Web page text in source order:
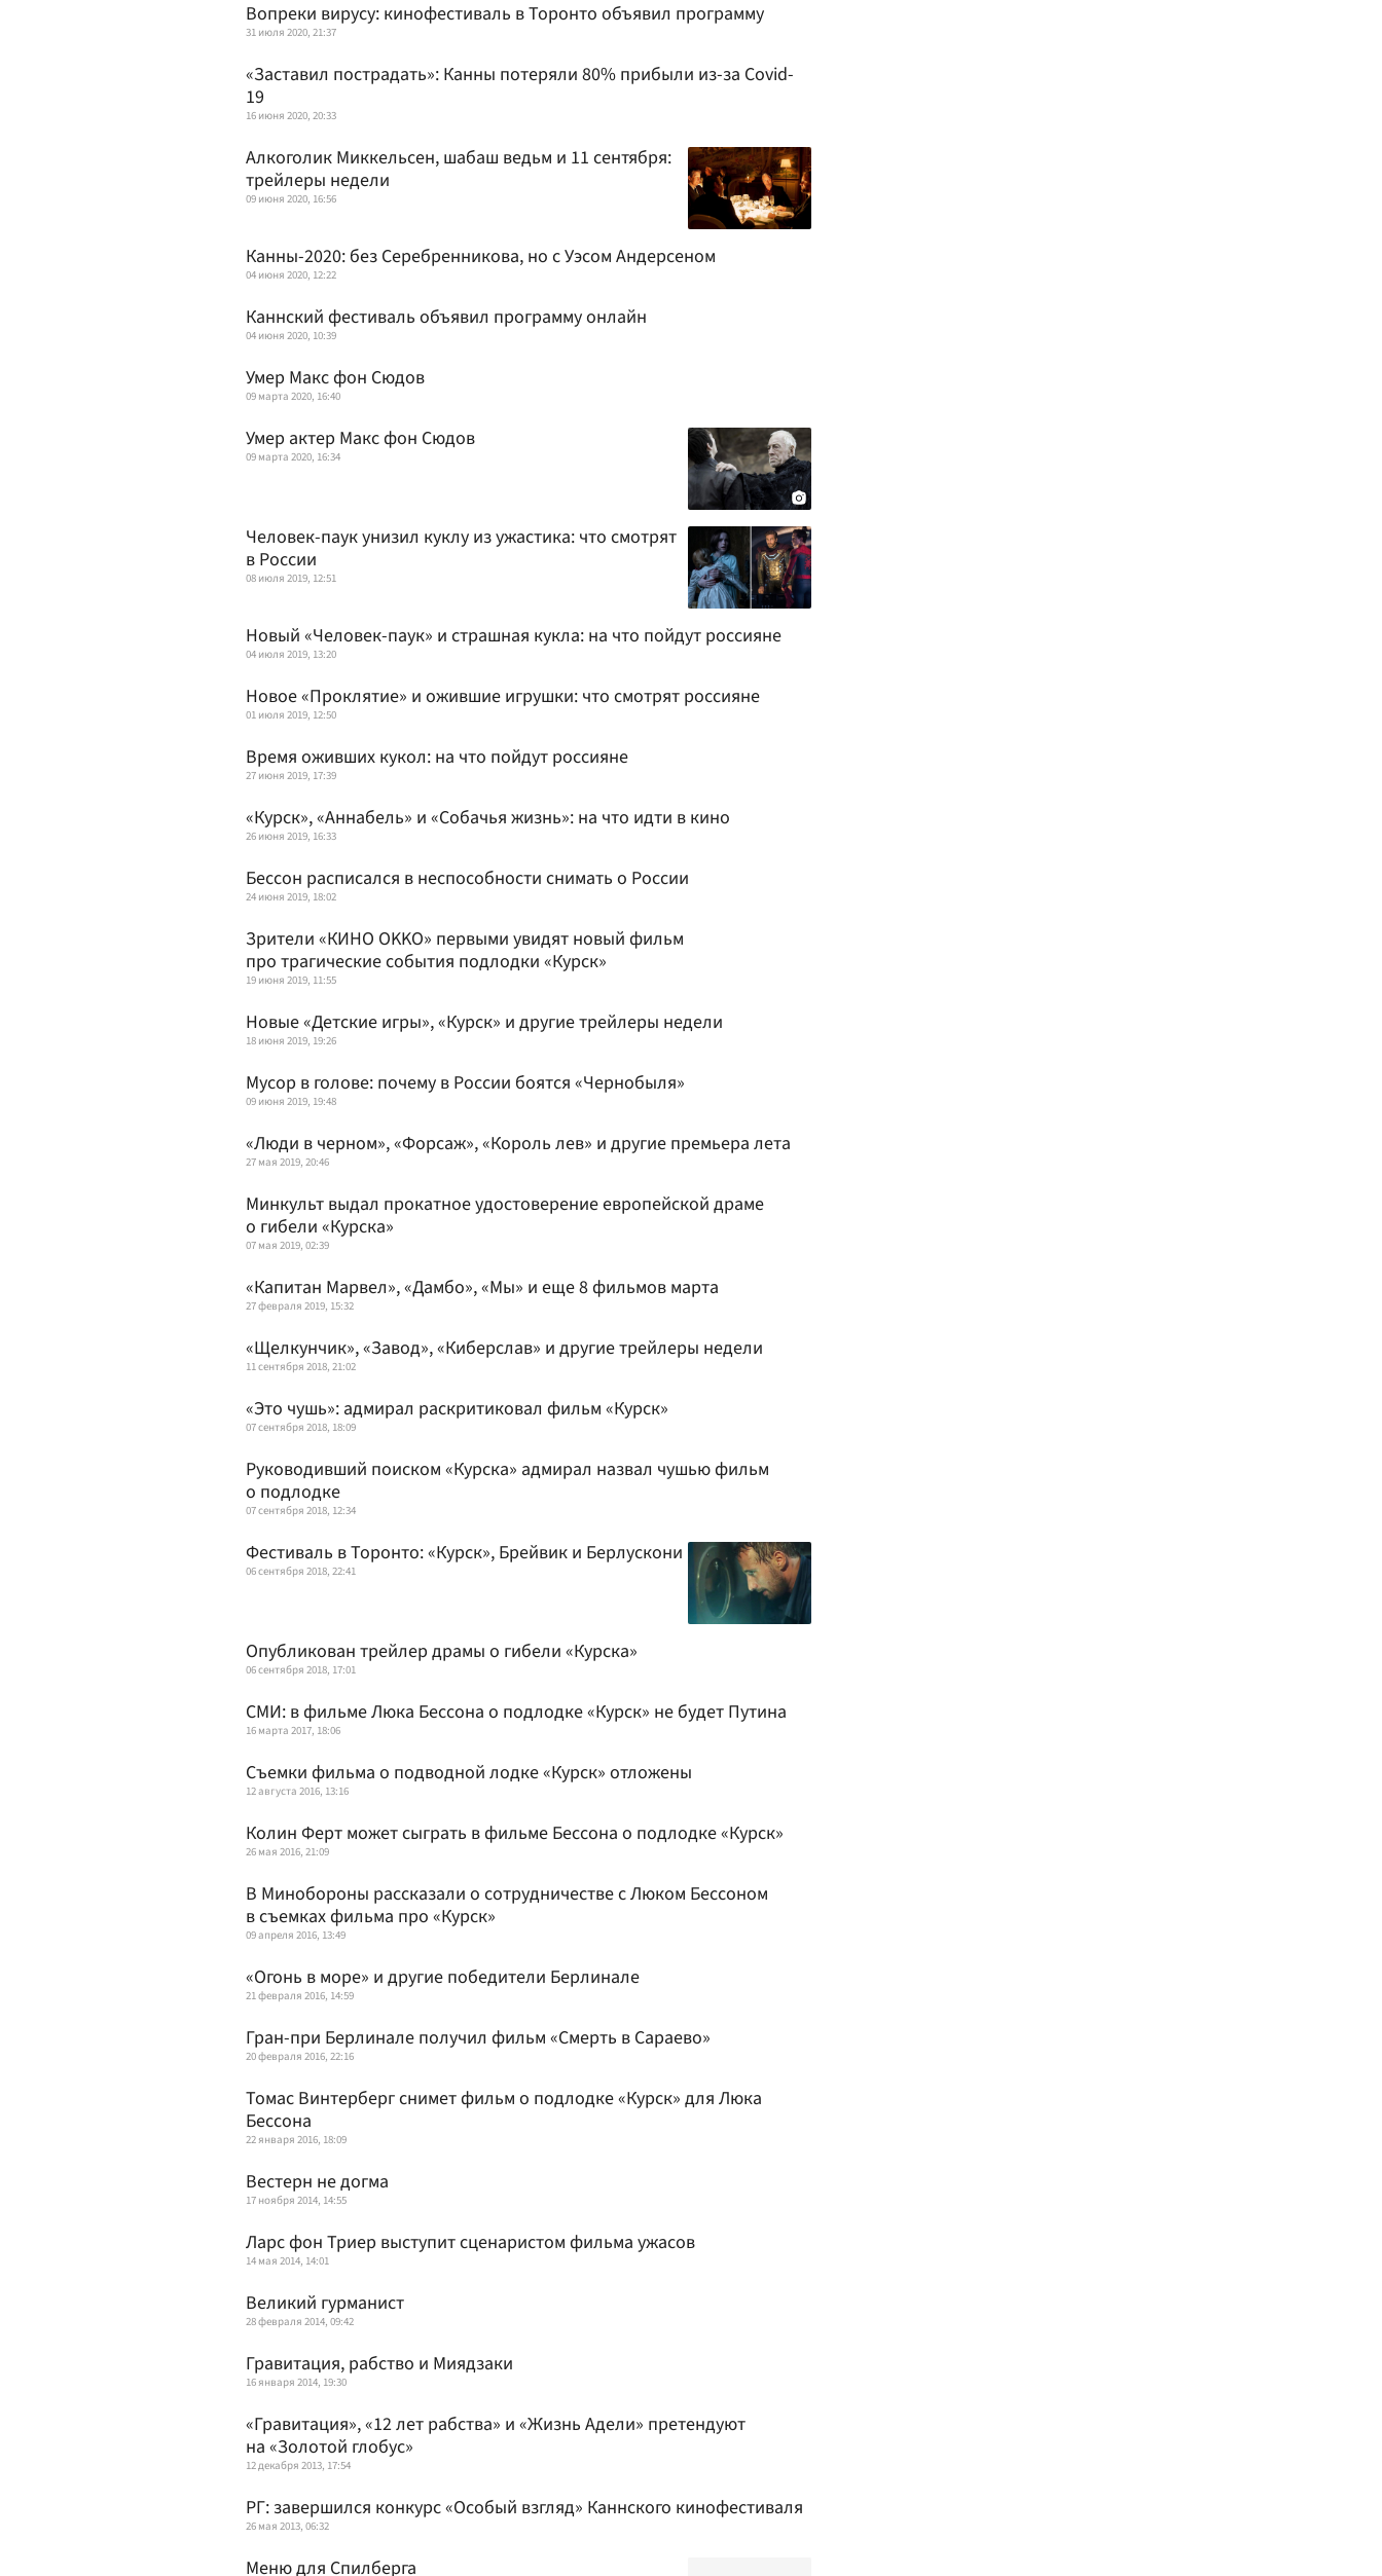
Вопреки вирусу: кинофестиваль в Торонто объявил программу
31 июля 2020, 21:37
«Заставил пострадать»: Канны потеряли 80% прибыли из-за Covid-
19
16 июня 2020, 20:33
Алкоголик Миккельсен, шабаш ведьм и 11 сентября:
трейлеры недели
09 июня 2020, 16:56
Канны-2020: без Серебренникова, но с Уэсом Андерсеном
04 июня 2020, 12:22
Каннский фестиваль объявил программу онлайн
04 июня 2020, 10:39
Умер Макс фон Сюдов
09 марта 2020, 16:40
Умер актер Макс фон Сюдов
09 марта 2020, 16:34
Человек-паук унизил куклу из ужастика: что смотрят
в России
08 июля 2019, 12:51
Новый «Человек-паук» и страшная кукла: на что пойдут россияне
04 июля 2019, 13:20
Новое «Проклятие» и ожившие игрушки: что смотрят россияне
01 июля 2019, 12:50
Время оживших кукол: на что пойдут россияне
27 июня 2019, 17:39
«Курск», «Аннабель» и «Собачья жизнь»: на что идти в кино
26 июня 2019, 16:33
Бессон расписался в неспособности снимать о России
24 июня 2019, 18:02
Зрители «КИНО OKKO» первыми увидят новый фильм
про трагические события подлодки «Курск»
19 июня 2019, 11:55
Новые «Детские игры», «Курск» и другие трейлеры недели
18 июня 2019, 19:26
Мусор в голове: почему в России боятся «Чернобыля»
09 июня 2019, 19:48
«Люди в черном», «Форсаж», «Король лев» и другие премьера лета
27 мая 2019, 20:46
Минкульт выдал прокатное удостоверение европейской драме
о гибели «Курска»
07 мая 2019, 02:39
«Капитан Марвел», «Дамбо», «Мы» и еще 8 фильмов марта
27 февраля 2019, 15:32
«Щелкунчик», «Завод», «Киберслав» и другие трейлеры недели
11 сентября 2018, 21:02
«Это чушь»: адмирал раскритиковал фильм «Курск»
07 сентября 2018, 18:09
Руководивший поиском «Курска» адмирал назвал чушью фильм
о подлодке
07 сентября 2018, 12:34
Фестиваль в Торонто: «Курск», Брейвик и Берлускони
06 сентября 2018, 22:41
Опубликован трейлер драмы о гибели «Курска»
06 сентября 2018, 17:01
СМИ: в фильме Люка Бессона о подлодке «Курск» не будет Путина
16 марта 2017, 18:06
Съемки фильма о подводной лодке «Курск» отложены
12 августа 2016, 13:16
Колин Ферт может сыграть в фильме Бессона о подлодке «Курск»
26 мая 2016, 21:09
В Минобороны рассказали о сотрудничестве с Люком Бессоном
в съемках фильма про «Курск»
09 апреля 2016, 13:49
«Огонь в море» и другие победители Берлинале
21 февраля 2016, 14:59
Гран-при Берлинале получил фильм «Смерть в Сараево»
20 февраля 2016, 22:16
Томас Винтерберг снимет фильм о подлодке «Курск» для Люка
Бессона
22 января 2016, 18:09
Вестерн не догма
17 ноября 2014, 14:55
Ларс фон Триер выступит сценаристом фильма ужасов
14 мая 2014, 14:01
Великий гурманист
28 февраля 2014, 09:42
Гравитация, рабство и Миядзаки
16 января 2014, 19:30
«Гравитация», «12 лет рабства» и «Жизнь Адели» претендуют
на «Золотой глобус»
12 декабря 2013, 17:54
РГ: завершился конкурс «Особый взгляд» Каннского кинофестиваля
26 мая 2013, 06:32
Меню для Спилберга